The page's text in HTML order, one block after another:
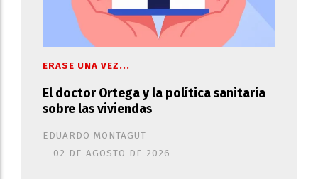
El doctor Ortega y la política sanitaria
sobre las viviendas
EDUARDO MONTAGUT
ERASE UNA VEZ...
02 DE AGOSTO DE 2026